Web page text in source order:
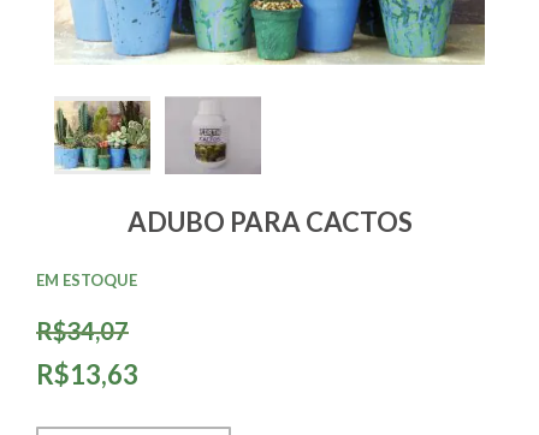
ADUBO PARA CACTOS
R$34,07
R$13,63
EM ESTOQUE